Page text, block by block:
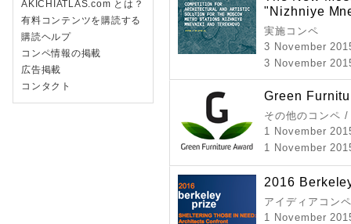
AKICHIATLAS.com とは？
有料コンテンツを購読する
購読ヘルプ
コンペ情報の掲載
広告掲載
コンタクト
"Nizhniye
実施コンペ
3 November
3 November
Green
その他のコンペ
1 November
1 November
2016
アイディアコン
1 November